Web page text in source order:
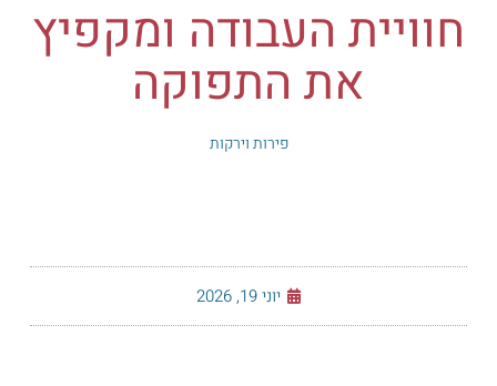
חוויית העבודה ומקפיץ
את התפוקה
פירות וירקות
יוני 19, 2026